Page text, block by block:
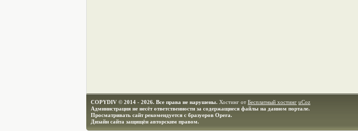
COPYDIV © 2014 - 2026. Все права не нарушены. Хостинг от Бесплатный хостинг uCoz
Администрация не несёт ответственности за содержащиеся файлы на данном портале.
Просматривать сайт рекомендуется с бразуеров Opera.
Дизайн сайта защищён авторским правом.